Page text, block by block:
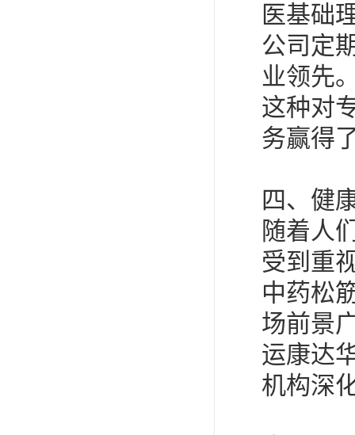
医基础
公司定
业领先
这种对
务赢得
四、健
随着人
受到重
中药松
场前景
运康达
机构深